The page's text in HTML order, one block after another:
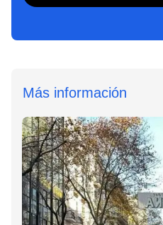
Más información